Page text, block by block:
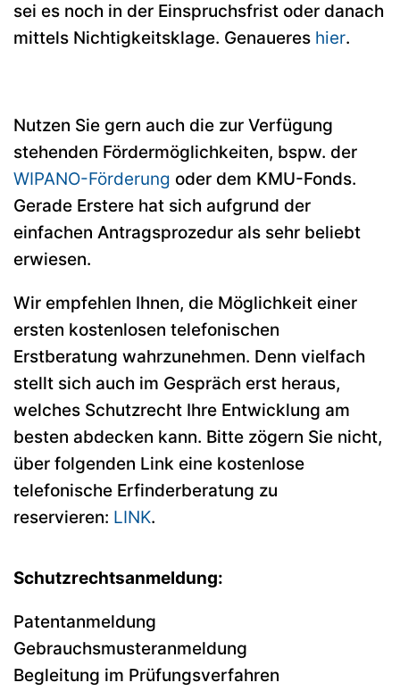
sei es noch in der Einspruchsfrist oder danach
mittels Nichtigkeitsklage. Genaueres hier.
Nutzen Sie gern auch die zur Verfügung
stehenden Fördermöglichkeiten, bspw. der
WIPANO-Förderung oder dem KMU-Fonds.
Gerade Erstere hat sich aufgrund der
einfachen Antragsprozedur als sehr beliebt
erwiesen.
Wir empfehlen Ihnen, die Möglichkeit einer
ersten kostenlosen telefonischen
Erstberatung wahrzunehmen. Denn vielfach
stellt sich auch im Gespräch erst heraus,
welches Schutzrecht Ihre Entwicklung am
besten abdecken kann. Bitte zögern Sie nicht,
über folgenden Link eine kostenlose
telefonische Erfinderberatung zu
reservieren: LINK.
Schutzrechtsanmeldung:
Patentanmeldung
Gebrauchsmusteranmeldung
Begleitung im Prüfungsverfahren